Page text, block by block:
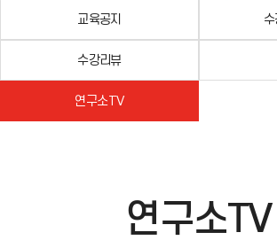
교육공지
수강리뷰
연구소TV
연구소TV